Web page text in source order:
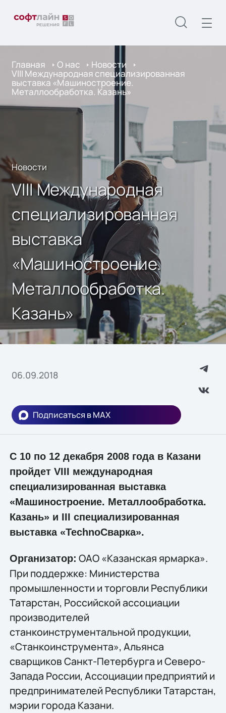
Главная О нас Новости
VIII Международная специализированная
выставка «Машиностроение.
Металлообработка. Казань»
Новости
VIII Международная
специализированная
выставка
«Машиностроение.
Металлообработка.
Казань»
06.09.2018
Подписаться в MAX
С 10 по 12 декабря 2008 года в Казани
пройдет VIII международная
специализированная выставка
«Машиностроение. Металлообработка.
Казань» и III специализированная
выставка «TechnoСварка».
Организатор: ОАО «Казанская ярмарка».
При поддержке: Министерства
промышленности и торговли Республики
Татарстан, Российской ассоциации
производителей
станкоинструментальной продукции,
«Станкоинструмента», Альянса
сварщиков Санкт-Петербурга и Северо-
Запада России, Ассоциации предприятий и
предпринимателей Республики Татарстан,
мэрии города Казани.